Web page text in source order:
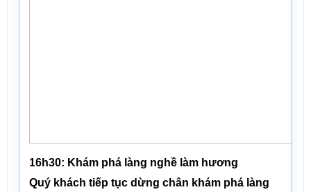
16h30: Khám phá làng nghề làm hương
Quý khách tiếp tục dừng chân khám phá làng